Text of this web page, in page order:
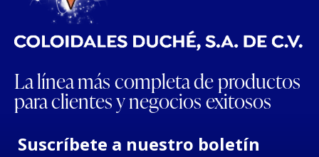
La línea más completa de productos
para clientes y negocios exitosos
Suscríbete a nuestro boletín